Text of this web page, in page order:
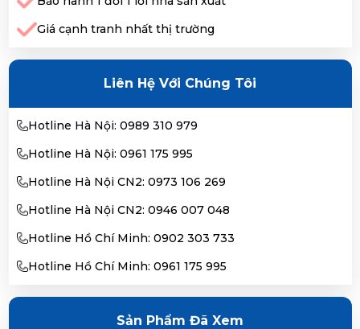
Giá cạnh tranh nhất thị trường
Liên Hệ Với Chúng Tôi
Hotline Hà Nội: 0989 310 979
Hotline Hà Nội: 0961 175 995
Hotline Hà Nội CN2: 0973 106 269
Hotline Hà Nội CN2: 0946 007 048
Hotline Hồ Chí Minh: 0902 303 733
Hotline Hồ Chí Minh: 0961 175 995
Sản Phẩm Đã Xem